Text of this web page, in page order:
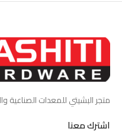
متجر البشيتي للمعدات الصناعية
اشترك معنا